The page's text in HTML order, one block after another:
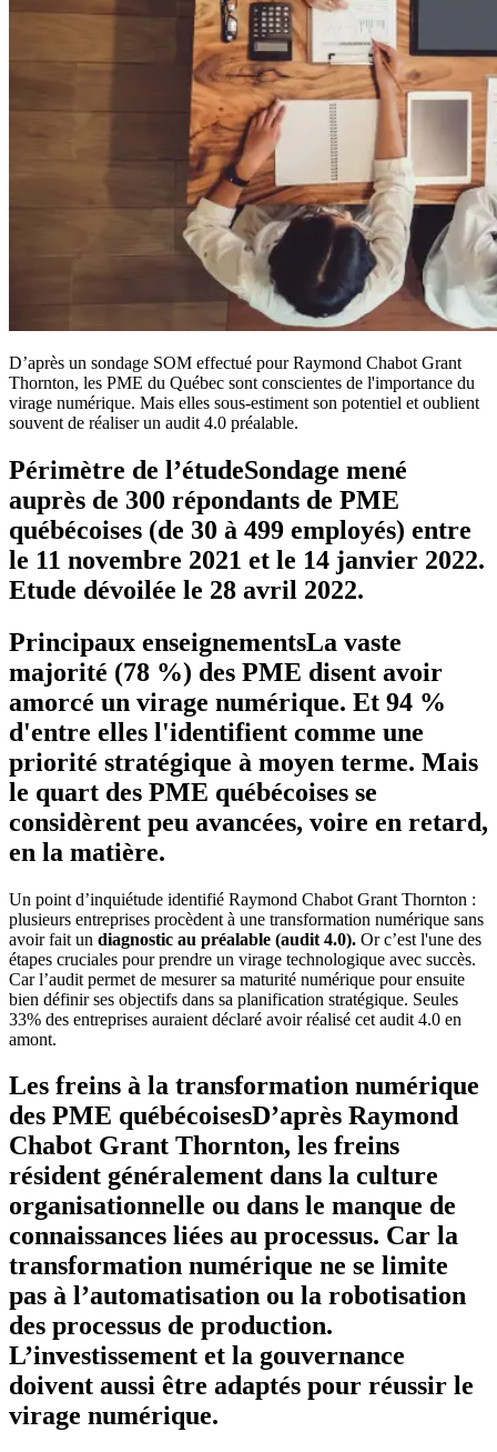
D’après un sondage SOM effectué pour Raymond Chabot Grant
Thornton, les PME du Québec sont conscientes de l'importance du
virage numérique. Mais elles sous-estiment son potentiel et oublient
souvent de réaliser un audit 4.0 préalable.
Périmètre de l’étudeSondage mené
auprès de 300 répondants de PME
québécoises (de 30 à 499 employés) entre
le 11 novembre 2021 et le 14 janvier 2022.
Etude dévoilée le 28 avril 2022.
Principaux enseignementsLa vaste
majorité (78 %) des PME disent avoir
amorcé un virage numérique. Et 94 %
d'entre elles l'identifient comme une
priorité stratégique à moyen terme. Mais
le quart des PME québécoises se
considèrent peu avancées, voire en retard,
en la matière.
Un point d’inquiétude identifié Raymond Chabot Grant Thornton :
plusieurs entreprises procèdent à une transformation numérique sans
avoir fait un diagnostic au préalable (audit 4.0). Or c’est l'une des
étapes cruciales pour prendre un virage technologique avec succès.
Car l’audit permet de mesurer sa maturité numérique pour ensuite
bien définir ses objectifs dans sa planification stratégique. Seules
33% des entreprises auraient déclaré avoir réalisé cet audit 4.0 en
amont.
Les freins à la transformation numérique
des PME québécoisesD’après Raymond
Chabot Grant Thornton, les freins
résident généralement dans la culture
organisationnelle ou dans le manque de
connaissances liées au processus. Car la
transformation numérique ne se limite
pas à l’automatisation ou la robotisation
des processus de production.
L’investissement et la gouvernance
doivent aussi être adaptés pour réussir le
virage numérique.